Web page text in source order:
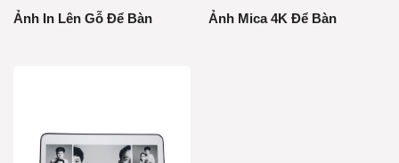
Ảnh In Lên Gỗ Để Bàn Ảnh Mica 4K Để Bàn